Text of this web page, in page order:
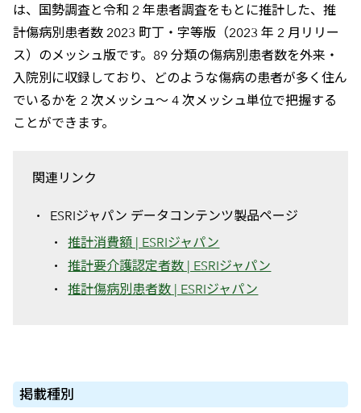
は、国勢調査と令和 2 年患者調査をもとに推計した、推
計傷病別患者数 2023 町丁・字等版（2023 年 2 月リリー
ス）のメッシュ版です。89 分類の傷病別患者数を外来・
入院別に収録しており、どのような傷病の患者が多く住ん
でいるかを 2 次メッシュ～ 4 次メッシュ単位で把握する
ことができます。
関連リンク
ESRIジャパン データコンテンツ製品ページ
推計消費額 | ESRIジャパン
推計要介護認定者数 | ESRIジャパン
推計傷病別患者数 | ESRIジャパン
掲載種別